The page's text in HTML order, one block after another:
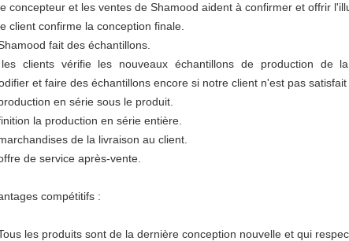
concepteur et les ventes de Shamood aident à confirmer et offrir
client confirme la conception finale.
fait des échantillons.
clients vérifie les nouveaux échantillons de production de la
et faire des échantillons encore si notre client n'est pas
en série sous le produit.
la production en série entière.
de la livraison au client.
de service après-vente.
compétitifs :
les produits sont de la dernière conception nouvelle et qui